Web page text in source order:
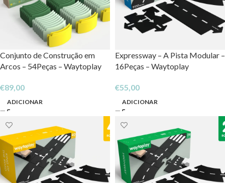
Conjunto de Construção em
Arcos – 54Peças – Waytoplay
€89,00
ADICIONAR
Expressway – A Pista Modular –
16Peças – Waytoplay
€55,00
ADICIONAR